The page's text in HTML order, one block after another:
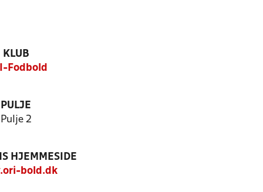
KLUB
Fodbold
PULJE
Pulje 2
HJEMMESIDE
bold.dk